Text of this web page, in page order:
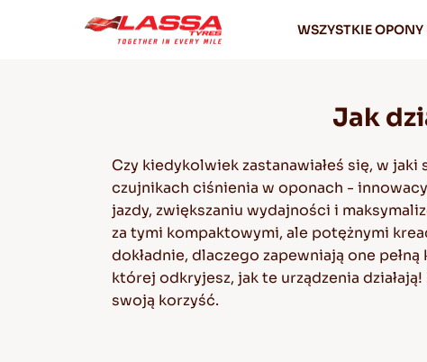
WSZYSTKIE
Jak
Czy kiedykolwiek zastanawiałeś się, w
czujnikach ciśnienia w oponach -
jazdy, zwiększaniu wydajności i
za tymi kompaktowymi, ale potężnymi
dokładnie, dlaczego zapewniają one
której odkryjesz, jak te urządzenia
swoją korzyść.